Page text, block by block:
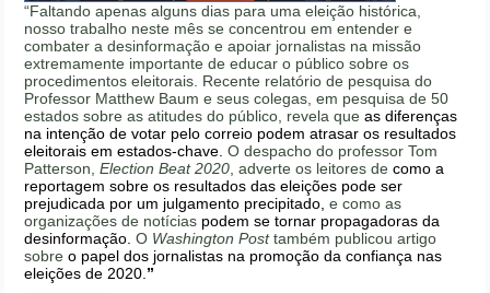
“Faltando apenas alguns dias para uma eleição histórica,
nosso trabalho neste mês se concentrou em entender e
combater a desinformação e apoiar jornalistas na missão
extremamente importante de educar o público sobre os
procedimentos eleitorais. Recente relatório de pesquisa do
Professor Matthew Baum e seus colegas, em pesquisa de 50
estados sobre as atitudes do público, revela queas diferenças
na intenção de votar pelo correio podem atrasar os resultados
eleitorais em estados-chave.O despacho do professor Tom
Patterson, Election Beat 2020 , adverte os leitores decomo a
reportagem sobre os resultados das eleições pode ser
prejudicada por um julgamento precipitado,e como as
organizações de notícias podem se tornar propagadoras da
desinformação.O Washington Posttambém publicou artigo
sobreo papel dos jornalistas na promoção da confiança nas
eleições de 2020. ”